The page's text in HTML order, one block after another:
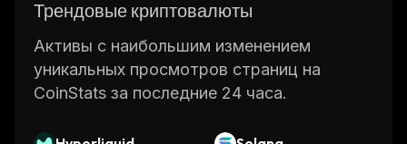
Трендовые криптовалюты
Активы с наибольшим изменением
уникальных просмотров страниц на
CoinStats за последние 24 часа.